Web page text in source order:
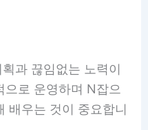
과 끊임없는 노력이
로 운영하며 N잡으
배우는 것이 중요합니